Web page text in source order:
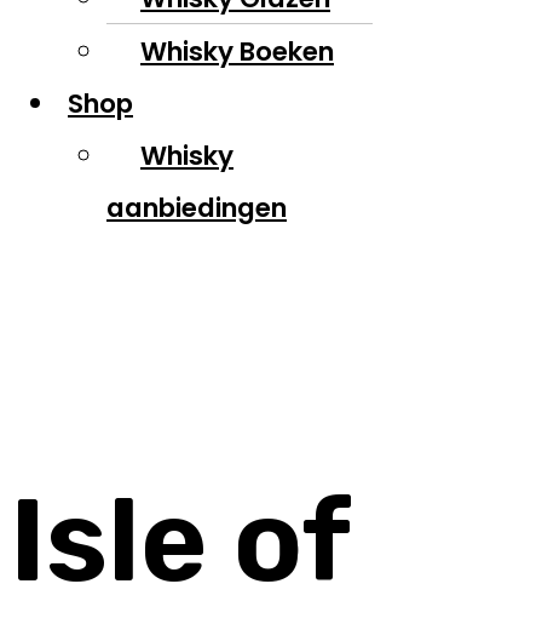
Whisky Boeken
Shop
Whisky
aanbiedingen
Isle of